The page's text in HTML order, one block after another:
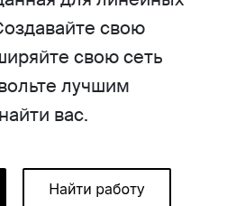
свою
свою сеть
лучшим
вас.